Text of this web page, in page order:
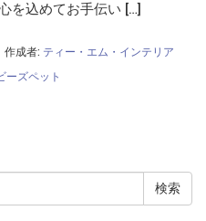
を込めてお手伝い […]
作成者: ティー・エム・インテリア
ーズペット